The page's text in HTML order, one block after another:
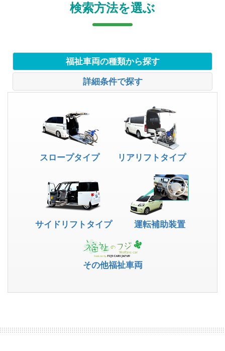
検索方法を選ぶ
福祉車両の種類から探す
詳細条件で探す
スロープタイプ リアリフトタイプ
サイドリフトタイプ 運転補助装置
その他福祉車両